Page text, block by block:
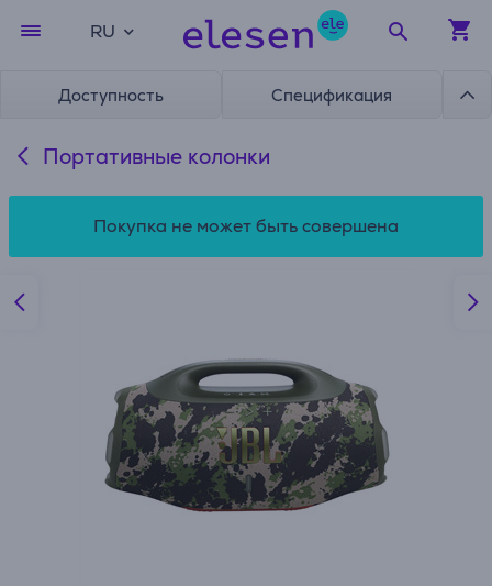
RU
Доступность Спецификация
Портативные колонки
Покупка не может быть совершена